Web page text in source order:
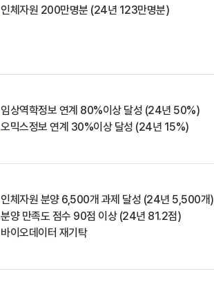
인체자원 200만명분 (24년 123만명분)
임상역학정보 연계 80%이상 달성 (24년 50%)
오믹스정보 연계 30%이상 달성 (24년 15%)
인체자원 분양 6,500개 과제 달성 (24년 5,500개)
분양 만족도 점수 90점 이상 (24년 81.2점)
바이오데이터 재기탁